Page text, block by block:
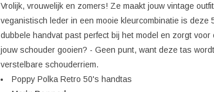
Vrolijk, vrouwelijk en zomers! Ze maakt jouw vintage
veganistisch leder in een mooie kleurcombinatie is
dubbele handvat past perfect bij het model en zorgt
jouw schouder gooien? - Geen punt, want deze tas
verstelbare schouderriem.
Poppy Polka Retro 50's handtas